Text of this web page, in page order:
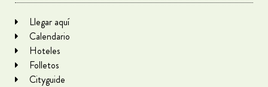
Llegar aquí
Calendario
Hoteles
Folletos
Cityguide